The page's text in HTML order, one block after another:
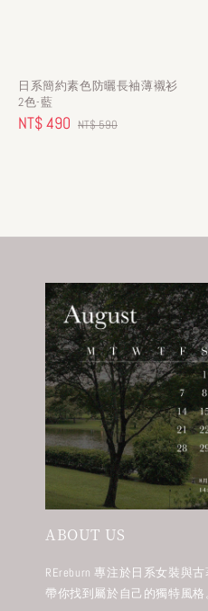
日系簡約素色防曬長袖薄襯衫
2色-藍
Sale
NT$ 490 Regular
NT$ 590
ABOUT US
REreburn 專注於日系女裝與
帶你找到屬於自己的獨特風格